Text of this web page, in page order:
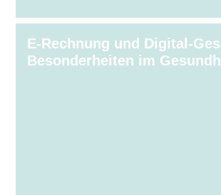
E-Rechnung und Digital-
Besonderheiten im